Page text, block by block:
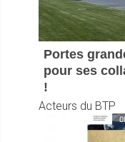
Portes
pour ses
!
Acteurs du BTP